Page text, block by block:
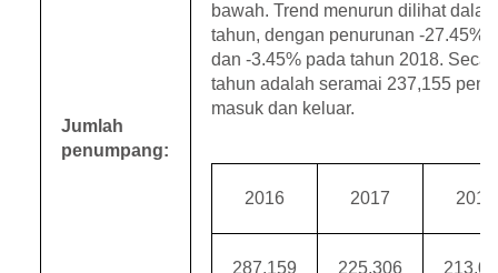
Jumlah
penumpang:
bawah. Trend menurun dilihat
tahun, dengan penurunan -27.45%
dan -3.45% pada tahun 2018.
tahun adalah seramai 237,155
masuk dan keluar.
2016 2017 2018
287,159 225,306